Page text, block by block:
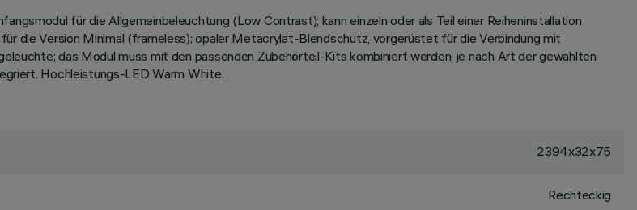
für die Allgemeinbeleuchtung (Low Contrast); kann einzeln oder als Teil einer Reiheninstallation
die Version Minimal (frameless); opaler Metacrylat-Blendschutz, vorgerüstet für die Verbindung mit
das Modul muss mit den passenden Zubehörteil-Kits kombiniert werden, je nach Art der gewählten
Hochleistungs-LED Warm White.
2394x32x75
Rechteckig